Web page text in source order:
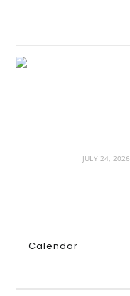
JULY 24, 2026
Calendar